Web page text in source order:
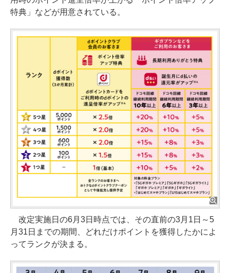
特典」などが用意されている。
改定実施日の6月3日時点では、その直前の3月1日～5
月31日までの期間、どれだけポイントを獲得したかによ
ってランクが決まる。